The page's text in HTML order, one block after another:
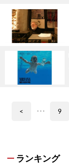
< ･･･ 9
ランキング